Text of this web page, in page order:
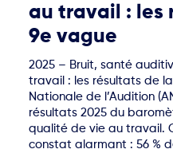
au travail : les
9e vague
2025 – Bruit, santé
travail : les résultats de
Nationale de l’Audition
résultats 2025 du
qualité de vie au travail.
constat alarmant : 56 %